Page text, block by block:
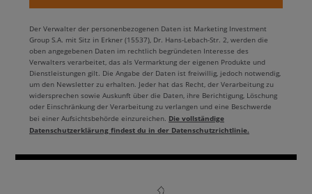
Der Verwalter der personenbezogenen Daten ist Marketing Investment
Group S.A. mit Sitz in Erkner (15537), Dr. Hans-Lebach-Str. 2, werden die
oben angegebenen Daten im rechtlich begründeten Interesse des
Verwalters verarbeitet, das als Vermarktung der eigenen Produkte und
Dienstleistungen gilt. Die Angabe der Daten ist freiwillig, jedoch notwendig,
um den Newsletter zu erhalten. Jeder hat das Recht, der Verarbeitung zu
widersprechen sowie Auskunft über die Daten, ihre Berichtigung, Löschung
oder Einschränkung der Verarbeitung zu verlangen und eine Beschwerde
bei einer Aufsichtsbehörde einzureichen. Die vollständige
Datenschutzerklärung findest du in der Datenschutzrichtlinie.